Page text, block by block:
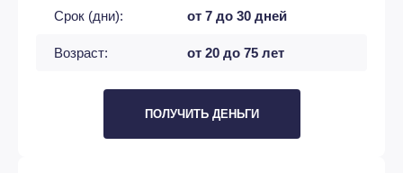
Срок (дни): от 7 до 30 дней
Возраст: от 20 до 75 лет
ПОЛУЧИТЬ ДЕНЬГИ